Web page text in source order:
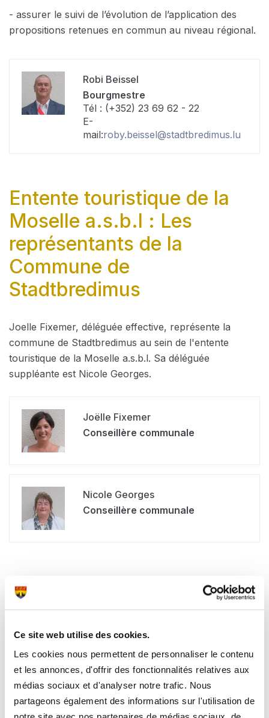
Ce site web utilise des cookies.
Les cookies nous permettent de personnaliser le contenu
et les annonces, d'offrir des fonctionnalités relatives aux
médias sociaux et d'analyser notre trafic. Nous
partageons également des informations sur l'utilisation de
- assurer le suivi de l’évolution de l’application des
propositions retenues en commun au niveau régional.
Robi Beissel
Bourgmestre
Tél : (+352) 23 69 62 - 22
E-
mail:roby.beissel@stadtbredimus.lu
Entente touristique de la
Moselle a.s.b.l : Les
représentants de la
Commune de
Stadtbredimus
Joelle Fixemer, déléguée effective, représente la
commune de Stadtbredimus au sein de l'entente
touristique de la Moselle a.s.b.l. Sa déléguée
suppléante est Nicole Georges.
Joëlle Fixemer
Conseillère communale
Nicole Georges
Conseillère communale
GAL LEADER Miselerland :
Les représentants de la
Commune de
Stadtbredimus
La Commune de Stadtbredimus est une de 5 entités
publiques représentées au comité du GAL LEADER